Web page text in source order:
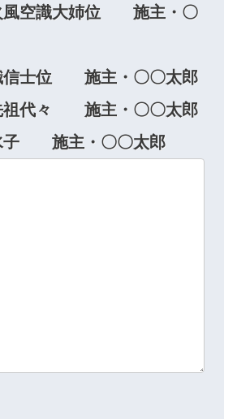
風空識大姉位 施主・〇
士位 施主・〇〇太郎
代々 施主・〇〇太郎
施主・〇〇太郎